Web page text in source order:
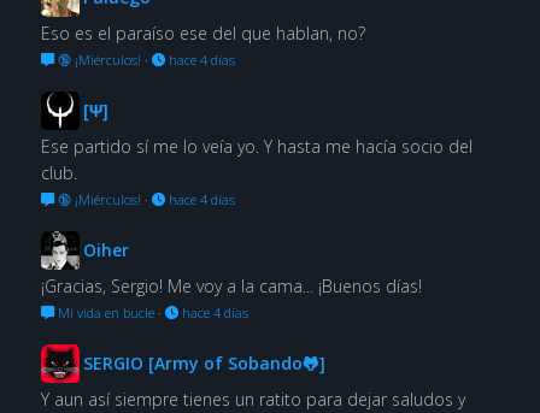
Eso es el paraíso ese del que hablan, no?
🔞 ¡Miérculos! · hace 4 días
[Ψ]
Ese partido sí me lo veía yo. Y hasta me hacía socio del
club.
🔞 ¡Miérculos! · hace 4 días
Oiher
¡Gracias, Sergio! Me voy a la cama... ¡Buenos días!
Mi vida en bucle· hace 4 días
SERGIO [Army of Sobando🐸]
Y aun así siempre tienes un ratito para dejar saludos y